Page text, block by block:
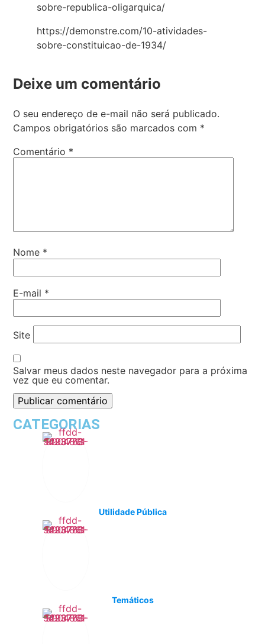
sobre-republica-oligarquica/
https://demonstre.com/10-atividades-
sobre-constituicao-de-1934/
Deixe um comentário
O seu endereço de e-mail não será publicado.
Campos obrigatórios são marcados com *
Comentário *
Nome *
E-mail *
Site
Salvar meus dados neste navegador para a próxima
vez que eu comentar.
CATEGORIAS
Utilidade Pública
Temáticos